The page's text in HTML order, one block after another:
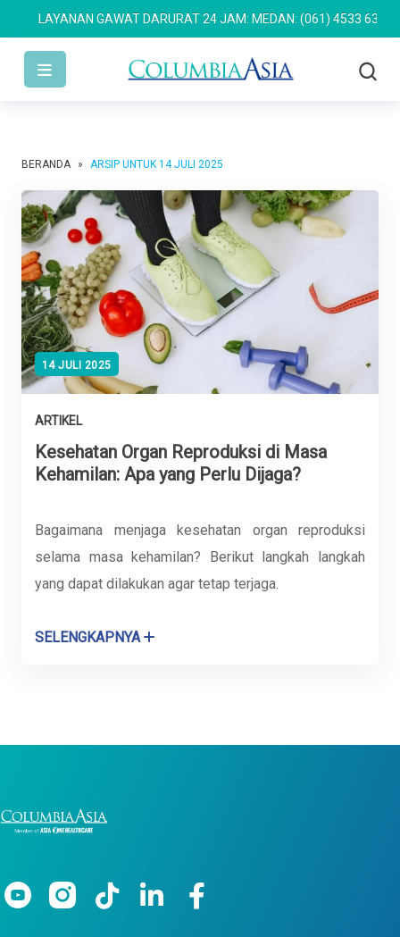
LAYANAN GAWAT DARURAT 24 JAM: MEDAN: (061) 4533 636
BERANDA » ARSIP UNTUK 14 JULI 2025
14 JULI 2025
ARTIKEL
Kesehatan Organ Reproduksi di Masa
Kehamilan: Apa yang Perlu Dijaga?
Bagaimana menjaga kesehatan organ reproduksi
selama masa kehamilan? Berikut langkah langkah
yang dapat dilakukan agar tetap terjaga.
SELENGKAPNYA